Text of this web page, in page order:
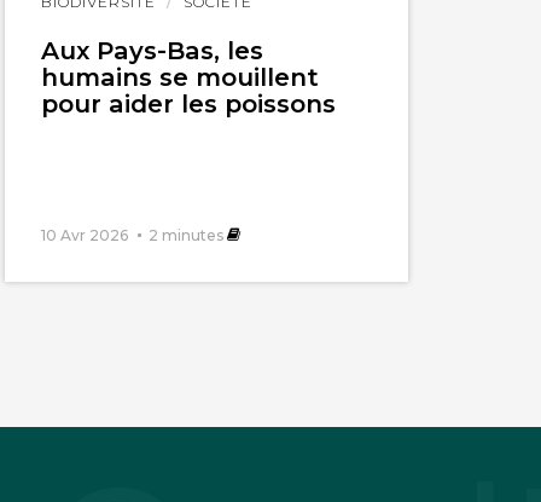
Aux Pays-Bas, les
humains se mouillent
pour aider les poissons
10 Avr 2026 2 minutes